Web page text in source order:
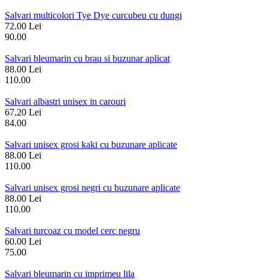
Salvari multicolori Tye Dye curcubeu cu dungi
72.00 Lei
90.00
Salvari bleumarin cu brau si buzunar aplicat
88.00 Lei
110.00
Salvari albastri unisex in carouri
67.20 Lei
84.00
Salvari unisex grosi kaki cu buzunare aplicate
88.00 Lei
110.00
Salvari unisex grosi negri cu buzunare aplicate
88.00 Lei
110.00
Salvari turcoaz cu model cerc negru
60.00 Lei
75.00
Salvari bleumarin cu imprimeu lila